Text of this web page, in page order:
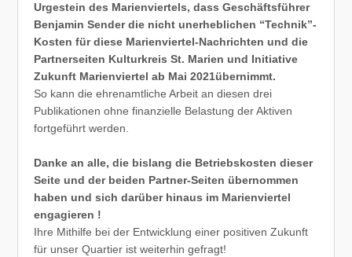
Urgestein des Marienviertels, dass Geschäftsführer
Benjamin Sender die nicht unerheblichen “Technik”-
Kosten für diese Marienviertel-Nachrichten und die
Partnerseiten Kulturkreis St. Marien und Initiative
Zukunft Marienviertel ab Mai 2021übernimmt.
So kann die ehrenamtliche Arbeit an diesen drei
Publikationen ohne finanzielle Belastung der Aktiven
fortgeführt werden.
Danke an alle, die bislang die Betriebskosten dieser
Seite und der beiden Partner-Seiten übernommen
haben und sich darüber hinaus im Marienviertel
engagieren !
Ihre Mithilfe bei der Entwicklung einer positiven Zukunft
für unser Quartier ist weiterhin gefragt!